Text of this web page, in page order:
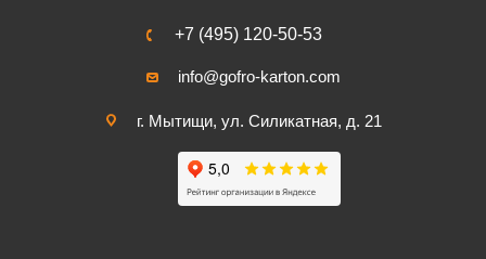
+7 (495) 120-50-53
info@gofro-karton.com
г. Мытищи, ул. Силикатная, д. 21